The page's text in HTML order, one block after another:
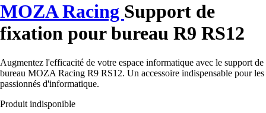
MOZA Racing Support de
fixation pour bureau R9 RS12
Augmentez l'efficacité de votre espace informatique avec le support de
bureau MOZA Racing R9 RS12. Un accessoire indispensable pour les
passionnés d'informatique.
Produit indisponible